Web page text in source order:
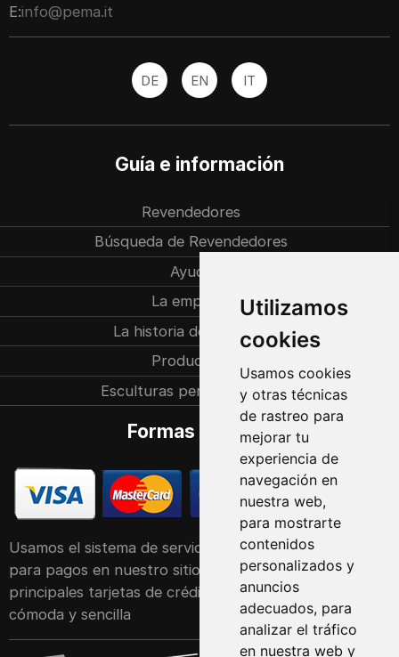
Utilizamos
cookies
Usamos cookies
y otras técnicas
de rastreo para
mejorar tu
experiencia de
navegación en
nuestra web,
para mostrarte
contenidos
personalizados y
anuncios
adecuados, para
analizar el tráfico
en nuestra web y
E:info@pema.it
DE EN IT
Guía e información
Revendedores
Búsqueda de Revendedores
Ayuda
La empresa
La historia de la familia
Producción
Esculturas personalizadas
Formas de pago
Usamos el sistema de servicio POS de Raiffeisen Bank
para pagos en nuestro sitio web. Acepta las
principales tarjetas de crédito y débito de forma
cómoda y sencilla